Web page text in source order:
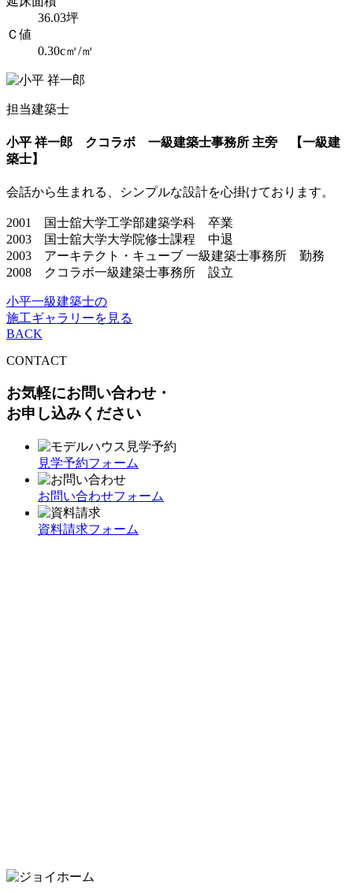
36.03坪
Ｃ値
0.30c㎡/㎡
担当建築士
小平 祥一郎 クコラボ 一級建築士事務所 主旁 【一級建
築士】
会話から生まれる、シンプルな設計を心掛けております。
2001 国士舘大学工学部建築学科 卒業
2003 国士舘大学大学院修士課程 中退
2003 アーキテクト・キューブ 一級建築士事務所 勤務
2008 クコラボ一級建築士事務所 設立
小平一級建築士の
施工ギャラリーを見る
BACK
CONTACT
お気軽にお問い合わせ・
お申し込みください
見学予約フォーム
お問い合わせフォーム
資料請求フォーム